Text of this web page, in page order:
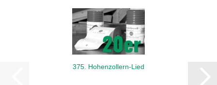
375. Hohenzollern-Lied